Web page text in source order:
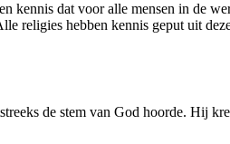
dat voor alle mensen in de
religies hebben kennis geput uit
de stem van God hoorde. Hij